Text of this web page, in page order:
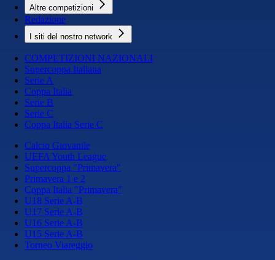
Altre competizioni
Redazione
I siti del nostro network
COMPETIZIONI NAZIONALI
Supercoppa Italiana
Serie A
Coppa Italia
Serie B
Serie C
Coppa Italia Serie C
Calcio Giovanile
UEFA Youth League
Supercoppa "Primavera"
Primavera 1 e 2
Coppa Italia "Primavera"
U18 Serie A-B
U17 Serie A-B
U16 Serie A-B
U15 Serie A-B
Torneo Viareggio